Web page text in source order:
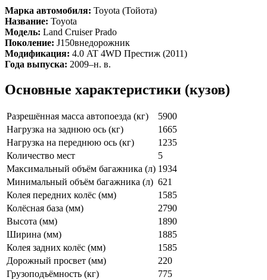
Марка автомобиля: Toyota (Тойота)
Название: Toyota
Модель: Land Cruiser Prado
Поколение: J150внедорожник
Модификация: 4.0 AT 4WD Престиж (2011)
Года выпуска: 2009–н. в.
Основные характеристики (кузов)
Разрешённая масса автопоезда (кг)
5900
Нагрузка на заднюю ось (кг)
1665
Нагрузка на переднюю ось (кг)
1235
Количество мест
5
Максимальный объём багажника (л) 1934
Минимальный объём багажника (л) 621
Колея передних колёс (мм)
1585
Колёсная база (мм)
2790
Высота (мм)
1890
Ширина (мм)
1885
Колея задних колёс (мм)
1585
Дорожный просвет (мм)
220
Грузоподъёмность (кг)
775